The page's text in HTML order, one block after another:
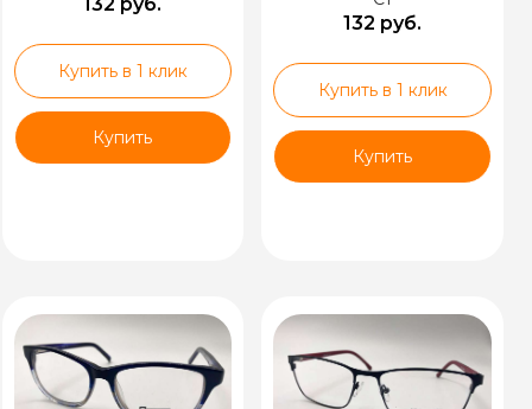
Купить в 1 клик
Купить
132 руб.
Купить в 1 клик
Купить